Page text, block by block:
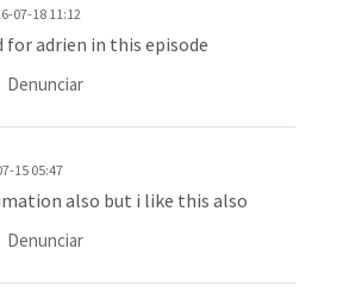
07-18 11:12
for adrien in this episode
Denunciar
15 05:47
also but i like this also
Denunciar